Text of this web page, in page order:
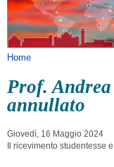
SERVIZI
Tu sei qui
Home
Prof.
annullato
Giovedì, 16 Maggio 2024
Il ricevimento studentesse